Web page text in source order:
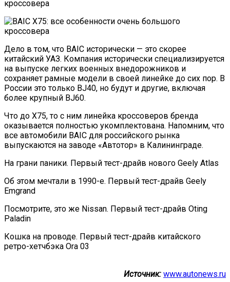
Дело в том, что BAIC исторически — это скорее
китайский УАЗ. Компания исторически специализируется
на выпуске легких военных внедорожников и
сохраняет рамные модели в своей линейке до сих пор. В
России это только BJ40, но будут и другие, включая
более крупный BJ60.
Что до X75, то с ним линейка кроссоверов бренда
оказывается полностью укомплектована. Напомним, что
все автомобили BAIC для российского рынка
выпускаются на заводе «Автотор» в Калининграде.
На грани паники. Первый тест-драйв нового Geely Atlas
Об этом мечтали в 1990-е. Первый тест-драйв Geely
Emgrand
Посмотрите, это же Nissan. Первый тест-драйв Oting
Paladin
Кошка на проводе. Первый тест-драйв китайского
ретро-хетчбэка Ora 03
Источник: www.autonews.ru